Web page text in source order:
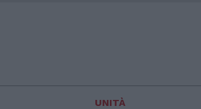
UNITÀ